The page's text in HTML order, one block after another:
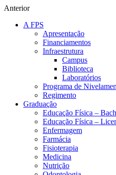
Anterior
A FPS
Apresentação
Financiamentos
Infraestrutura
Campus
Biblioteca
Laboratórios
Programa de
Regimento
Graduação
Educação Física –
Educação Física –
Enfermagem
Farmácia
Fisioterapia
Medicina
Nutrição